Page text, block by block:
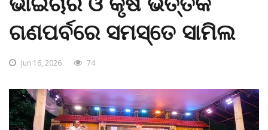
ଭାଇଚାର ଓ କୃଷି ଭିତ୍ତିକ
ଗଣପର୍ବରେ ସମସ୍ତେ ସାମିଲ